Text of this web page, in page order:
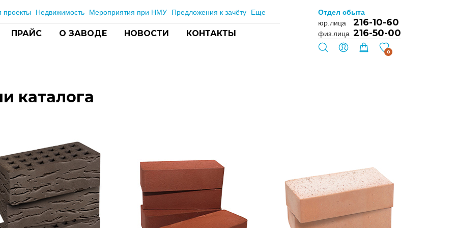
проекты Недвижимость Мероприятия при НМУ Предложения к зачёту Еще
ПРАЙС О ЗАВОДЕ НОВОСТИ КОНТАКТЫ
Отдел сбыта
юр.лица
216-10-60
физ.лица 216-50-00
0
каталога